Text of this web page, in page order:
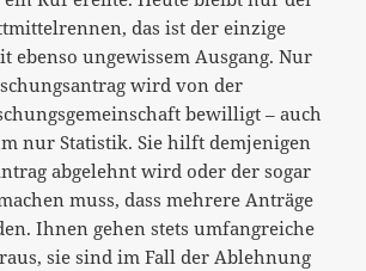
das ist der einzige
ebenso ungewissem Ausgang. Nur
wird von der
bewilligt – auch
nur Statistik. Sie hilft demjenigen
abgelehnt wird oder der sogar
muss, dass mehrere Anträge
Ihnen gehen stets umfangreiche
sie sind im Fall der Ablehnung